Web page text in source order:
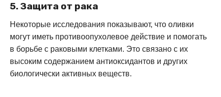
5. Защита от рака
Некоторые исследования показывают, что оливки
могут иметь противоопухолевое действие и помогать
в борьбе с раковыми клетками. Это связано с их
высоким содержанием антиоксидантов и других
биологически активных веществ.